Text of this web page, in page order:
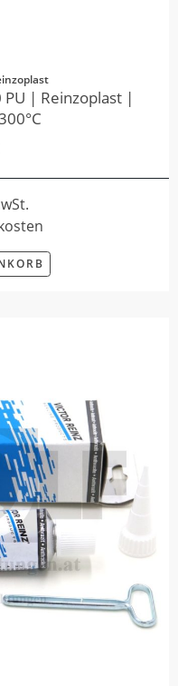
| Reinzoplast |